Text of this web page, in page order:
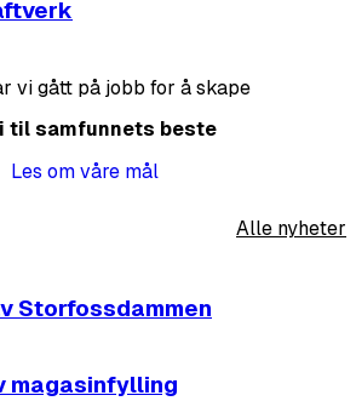
vi gått på jobb for å skape
til samfunnets beste
Les om våre mål
Alle nyheter
Storfossdammen
magasinfylling